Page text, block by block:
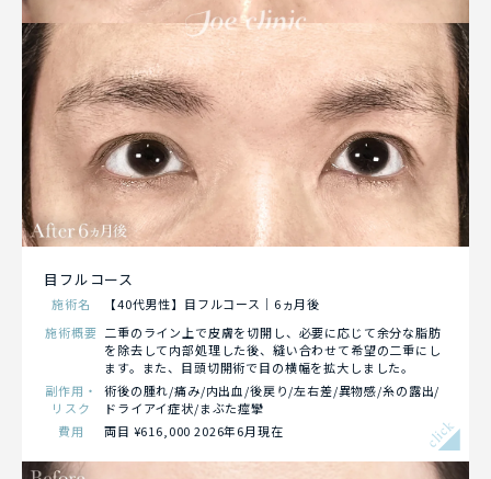
目フルコース
施術名
【40代男性】目フルコース｜6ヵ月後
施術概要 二重のライン上で皮膚を切開し、必要に応じて余分な脂肪
を除去して内部処理した後、縫い合わせて希望の二重にし
ます。また、目頭切開術で目の横幅を拡大しました。
副作用・
リスク
術後の腫れ/痛み/内出血/後戻り/左右差/異物感/糸の露出/
ドライアイ症状/まぶた痙攣
費用
両目 ¥616,000 2026年6月現在 click